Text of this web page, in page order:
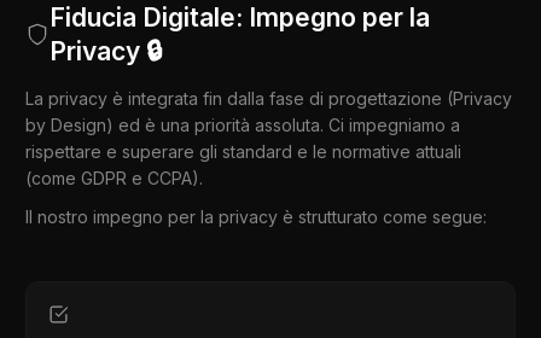
Fiducia Digitale: Impegno per la
Privacy 🔒
La privacy è integrata fin dalla fase di progettazione (Privacy
by Design) ed è una priorità assoluta. Ci impegniamo a
rispettare e superare gli standard e le normative attuali
(come GDPR e CCPA).
Il nostro impegno per la privacy è strutturato come segue: